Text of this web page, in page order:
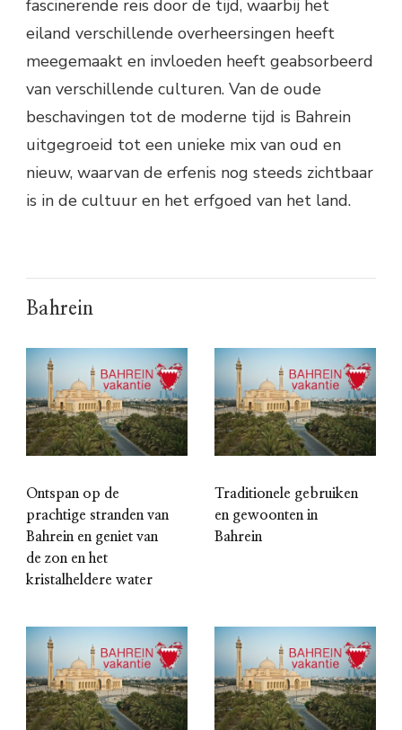
fascinerende reis door de tijd, waarbij het
eiland verschillende overheersingen heeft
meegemaakt en invloeden heeft geabsorbeerd
van verschillende culturen. Van de oude
beschavingen tot de moderne tijd is Bahrein
uitgegroeid tot een unieke mix van oud en
nieuw, waarvan de erfenis nog steeds zichtbaar
is in de cultuur en het erfgoed van het land.
Bahrein
Ontspan op de
prachtige stranden van
Bahrein en geniet van
de zon en het
kristalheldere water
Traditionele gebruiken
en gewoonten in
Bahrein